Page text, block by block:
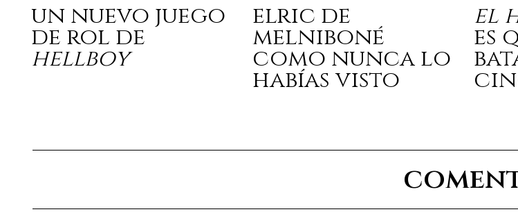
un nuevo juego
de rol de
hellboy
elric de
melniboné
como nunca lo
habías visto
el
es